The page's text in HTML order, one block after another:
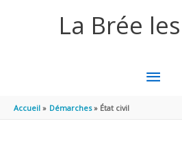
La Brée
MENU
Accueil Démarches État civil